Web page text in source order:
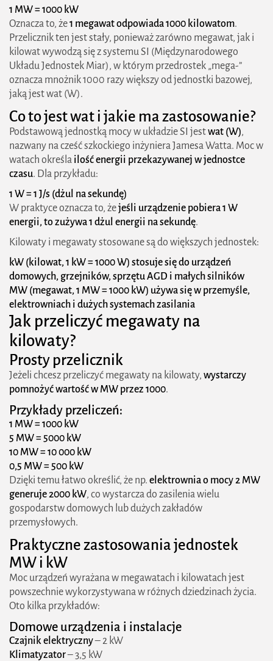
1 MW = 1000 kW
Oznacza to, że1 megawat odpowiada 1000 kilowatom.
Przelicznik ten jest stały, ponieważ zarówno megawat, jak i
kilowat wywodzą się z systemu SI (Międzynarodowego
Układu Jednostek Miar), w którym przedrostek „mega-”
oznacza mnożnik 1000 razy większy od jednostki bazowej,
jaką jest wat (W).
Co to jest wat i jakie ma zastosowanie?
Podstawową jednostką mocy w układzie SI jestwat (W),
nazwany na cześć szkockiego inżyniera Jamesa Watta. Moc w
watach określa ilość energii przekazywanej w jednostce
czasu. Dla przykładu:
1 W = 1 J/s (dżul na sekundę)
W praktyce oznacza to, żejeśli urządzenie pobiera 1 W
energii, to zużywa 1 dżul energii na sekundę.
Kilowaty i megawaty stosowane są do większych jednostek:
kW (kilowat, 1 kW = 1000 W) stosuje się do urządzeń
domowych, grzejników, sprzętu AGD i małych silników
MW (megawat, 1 MW = 1000 kW) używa się w przemyśle,
elektrowniach i dużych systemach zasilania
Jak przeliczyć megawaty na
kilowaty?
Prosty przelicznik
Jeżeli chcesz przeliczyć megawaty na kilowaty, wystarczy
pomnożyć wartość w MW przez 1000.
Przykłady przeliczeń:
1 MW = 1000 kW
5 MW = 5000 kW
10 MW = 10 000 kW
0,5 MW = 500 kW
Dzięki temu łatwo określić, że np. elektrownia o mocy 2 MW
generuje 2000 kW, co wystarcza do zasilenia wielu
gospodarstw domowych lub dużych zakładów
przemysłowych.
Praktyczne zastosowania jednostek
MW i kW
Moc urządzeń wyrażana w megawatach i kilowatach jest
powszechnie wykorzystywana w różnych dziedzinach życia.
Oto kilka przykładów:
Domowe urządzenia i instalacje
Czajnik elektryczny– 2 kW
Klimatyzator– 3,5 kW
3. Systemy chłodnicze i grzewcze
Wpływ konwersji MW na kW na zużycie energii
Ile MW potrzebuje przeciętny kraj?
Przykładowe zapotrzebowanie energetyczne
wybranych krajów
Wyzwania związane z dużym zużyciem mocy
Problemy związane z wysokim
zapotrzebowaniem na MW
1. Stabilność sieci energetycznej
2. Emisja dwutlenku węgla
3. Magazynowanie energii
Perspektywy rozwoju i efektywnego zarządzania
mocą MW i kW
Inteligentne sieci energetyczne (Smart Grid)
Magazynowanie energii jako przyszłość
energetyki
Rozwój odnawialnych źródeł energii
Podsumowanie